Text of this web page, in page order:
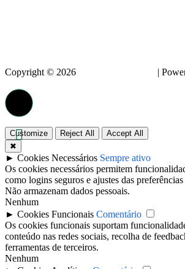
Copyright © 2026 |
Customize Reject All
Accept All
✖
► Cookies Necessários Sempre ativo
Os cookies necessários permitem
como logins seguros e ajustes das
Não armazenam dados pessoais.
Nenhum
► Cookies Funcionais Comentário
Os cookies funcionais suportam
conteúdo nas redes sociais, recolha de
ferramentas de terceiros.
Nenhum